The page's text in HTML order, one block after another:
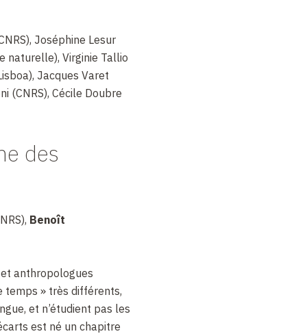
Joséphine Lesur
naturelle), Virginie Tallio
Jacques Varet
(CNRS), Cécile Doubre
des
Benoît
anthropologues
temps » très différents,
et n’étudient pas les
est né un chapitre